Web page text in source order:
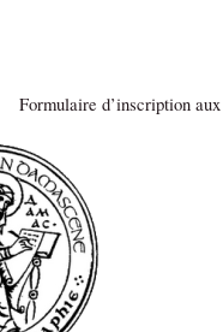
Formulaire d’inscription aux